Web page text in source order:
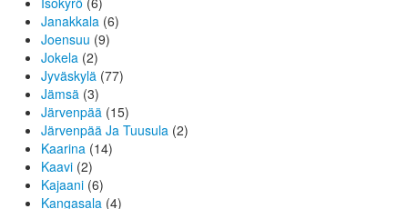
Janakkala (6)
Joensuu (9)
Jokela (2)
Jyväskylä (77)
Jämsä (3)
Järvenpää (15)
Järvenpää Ja Tuusula (2)
Kaarina (14)
Kaavi (2)
Kajaani (6)
Kangasala (4)